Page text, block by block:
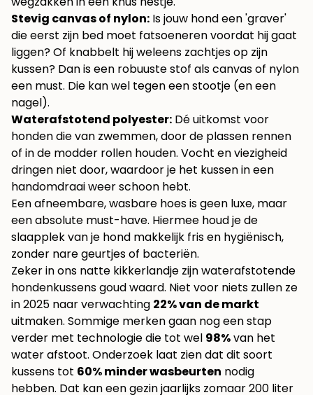
Stevig canvas of nylon: Is jouw hond een 'graver'
die eerst zijn bed moet fatsoeneren voordat hij gaat
liggen? Of knabbelt hij weleens zachtjes op zijn
kussen? Dan is een robuuste stof als canvas of nylon
een must. Die kan wel tegen een stootje (en een
nagel).
Waterafstotend polyester: Dé uitkomst voor
honden die van zwemmen, door de plassen rennen
of in de modder rollen houden. Vocht en viezigheid
dringen niet door, waardoor je het kussen in een
handomdraai weer schoon hebt.
Een afneembare, wasbare hoes is geen luxe, maar
een absolute must-have. Hiermee houd je de
slaapplek van je hond makkelijk fris en hygiënisch,
zonder nare geurtjes of bacteriën.
Zeker in ons natte kikkerlandje zijn waterafstotende
hondenkussens goud waard. Niet voor niets zullen ze
in 2025 naar verwachting 22% van de markt
uitmaken. Sommige merken gaan nog een stap
verder met technologie die tot wel 98%van het
water afstoot. Onderzoek laat zien dat dit soort
kussens tot 60% minder wasbeurten nodig
hebben. Dat kan een gezin jaarlijks zomaar 200 liter